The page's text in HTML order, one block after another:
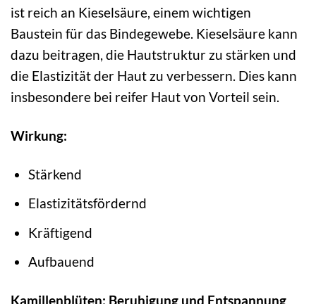
ist reich an Kieselsäure, einem wichtigen
Baustein für das Bindegewebe. Kieselsäure kann
dazu beitragen, die Hautstruktur zu stärken und
die Elastizität der Haut zu verbessern. Dies kann
insbesondere bei reifer Haut von Vorteil sein.
Wirkung:
Stärkend
Elastizitätsfördernd
Kräftigend
Aufbauend
Kamillenblüten: Beruhigung und Entspannung